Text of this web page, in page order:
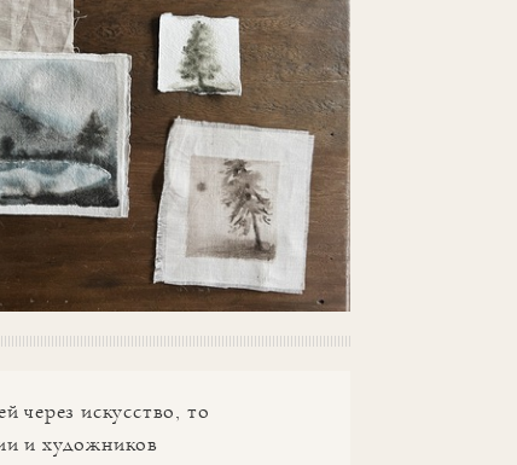
через искусство, то
и художников